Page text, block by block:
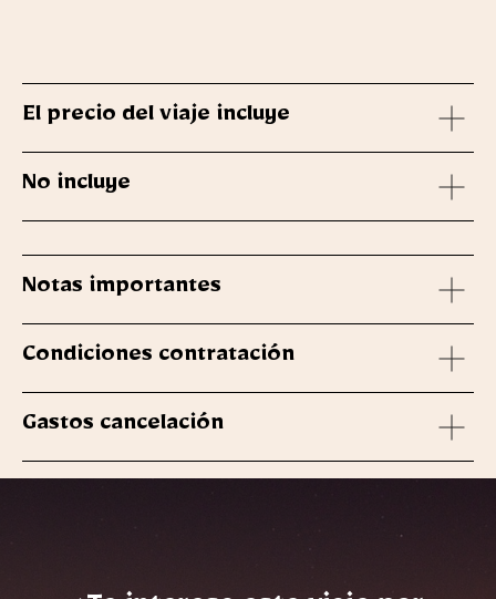
El precio del viaje incluye
No incluye
Notas importantes
Condiciones contratación
Gastos cancelación